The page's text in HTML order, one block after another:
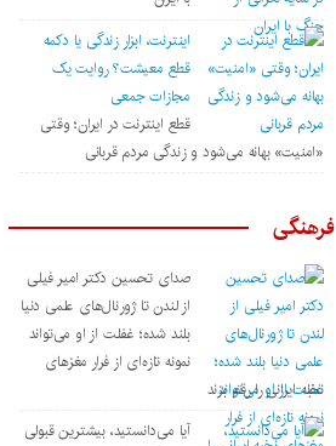
اینترنت، ابزار زندگی یا دکمه
قطع معیشت؟ روایت یک
مجازات جمعی
قطع اینترنت در ایران؛ وقتی
«امنیت» بهانه می‌شود و زندگی مردم قربانی
فرهنگی
صدای تحسین دکتر امیر فیلی
از لندن تا ژورنال‌های علمی دنیا
بلند شده؛ غفلت از او می‌تواند
نمونه تازه‌ای از فرار مغزهای
نخبه ایرانی را رقم بزند
آیا می‌دانستید، بیشترین قبولی